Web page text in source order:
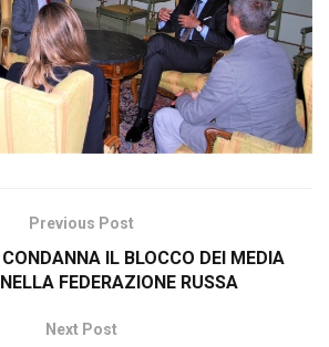
Previous Post
IL BLOCCO DEI MEDIA
FEDERAZIONE RUSSA
Next Post